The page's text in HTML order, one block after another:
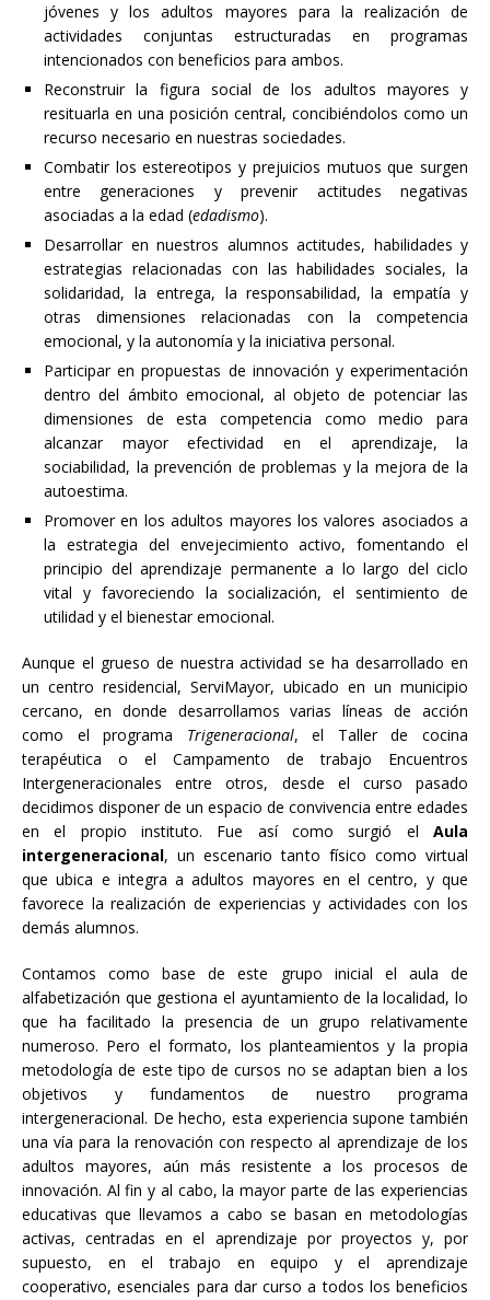
jóvenes y los adultos mayores para la realización de
actividades conjuntas estructuradas en programas
intencionados con beneficios para ambos.
Reconstruir la figura social de los adultos mayores y
resituarla en una posición central, concibiéndolos como un
recurso necesario en nuestras sociedades.
Combatir los estereotipos y prejuicios mutuos que surgen
entre generaciones y prevenir actitudes negativas
asociadas a la edad (edadismo).
Desarrollar en nuestros alumnos actitudes, habilidades y
estrategias relacionadas con las habilidades sociales, la
solidaridad, la entrega, la responsabilidad, la empatía y
otras dimensiones relacionadas con la competencia
emocional, y la autonomía y la iniciativa personal.
Participar en propuestas de innovación y experimentación
dentro del ámbito emocional, al objeto de potenciar las
dimensiones de esta competencia como medio para
alcanzar mayor efectividad en el aprendizaje, la
sociabilidad, la prevención de problemas y la mejora de la
autoestima.
Promover en los adultos mayores los valores asociados a
la estrategia del envejecimiento activo, fomentando el
principio del aprendizaje permanente a lo largo del ciclo
vital y favoreciendo la socialización, el sentimiento de
utilidad y el bienestar emocional.
Aunque el grueso de nuestra actividad se ha desarrollado en
un centro residencial, ServiMayor, ubicado en un municipio
cercano, en donde desarrollamos varias líneas de acción
como el programa Trigeneracional, el Taller de cocina
terapéutica o el Campamento de trabajo Encuentros
Intergeneracionales entre otros, desde el curso pasado
decidimos disponer de un espacio de convivencia entre edades
en el propio instituto. Fue así como surgió el Aula
intergeneracional, un escenario tanto físico como virtual
que ubica e integra a adultos mayores en el centro, y que
favorece la realización de experiencias y actividades con los
demás alumnos.
Contamos como base de este grupo inicial el aula de
alfabetización que gestiona el ayuntamiento de la localidad, lo
que ha facilitado la presencia de un grupo relativamente
numeroso. Pero el formato, los planteamientos y la propia
metodología de este tipo de cursos no se adaptan bien a los
objetivos y fundamentos de nuestro programa
intergeneracional. De hecho, esta experiencia supone también
una vía para la renovación con respecto al aprendizaje de los
adultos mayores, aún más resistente a los procesos de
innovación. Al fin y al cabo, la mayor parte de las experiencias
educativas que llevamos a cabo se basan en metodologías
activas, centradas en el aprendizaje por proyectos y, por
supuesto, en el trabajo en equipo y el aprendizaje
cooperativo, esenciales para dar curso a todos los beneficios